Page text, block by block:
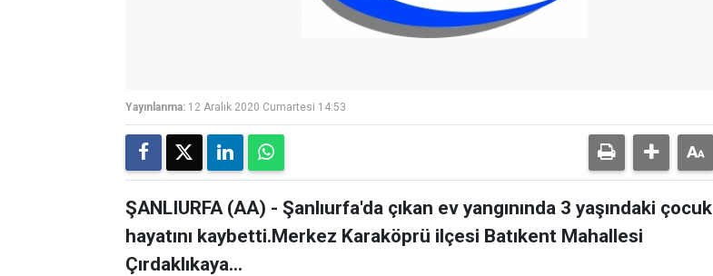
Yayınlanma: 12 Aralık 2020 Cumartesi 14:53
ŞANLIURFA (AA) - Şanlıurfa'da çıkan ev yangınında 3 yaşındaki çocuk
hayatını kaybetti.Merkez Karaköprü ilçesi Batıkent Mahallesi
Çırdaklıkaya...